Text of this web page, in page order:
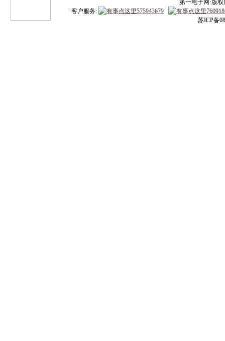
第一电子网·版权
客户服务:
苏ICP备